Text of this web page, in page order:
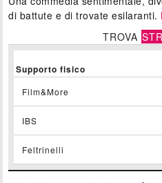
di battute e di trovate esilaranti.
TROVA
Supporto fisico
Film&More
IBS
Feltrinelli